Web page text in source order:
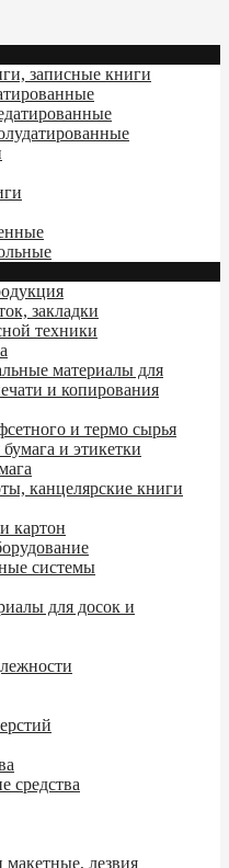
записные книги
закладки
техники
материалы для
и копирования
и термо сырья
и этикетки
канцелярские книги
картон
системы
для досок и
средства
лезвия